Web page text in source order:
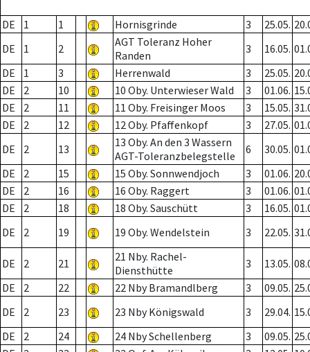
DE 1 1 Hornisgrinde 3 25.05.
DE
1 2
AGT Toleranz Hoher
Randen
3 16.05.
DE
1 3 Herrenwald 3 25.05.
DE
2 10 10 Oby. Unterwieser Wald 3 01.06.
DE
2 11 11 Oby. Freisinger Moos 3 15.05.
DE
2 12 12 Oby. Pfaffenkopf 3 27.05.
DE
2 13
13 Oby. An den 3 Wassern
AGT-Toleranzbelegstelle
6 30.05.
DE
2 15 15 Oby. Sonnwendjoch 3 01.06.
DE
2 16 16 Oby. Raggert 3 01.06.
DE
2 18 18 Oby. Sauschütt 3 16.05.
DE
2 19 19 Oby. Wendelstein 3 22.05.
DE 2 21
21 Nby. Rachel-
Diensthütte
3 13.05.
DE
2 22 22 Nby Bramandlberg 3 09.05.
DE
2 23 23 Nby Königswald 3 29.04.
DE
2 24 24 Nby Schellenberg 3 09.05.